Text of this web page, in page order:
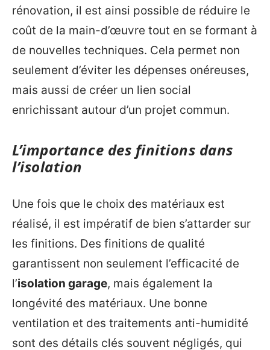
rénovation, il est ainsi possible de réduire le
coût de la main-d’œuvre tout en se formant à
de nouvelles techniques. Cela permet non
seulement d’éviter les dépenses onéreuses,
mais aussi de créer un lien social
enrichissant autour d’un projet commun.
L’importance des finitions dans
l’isolation
Une fois que le choix des matériaux est
réalisé, il est impératif de bien s’attarder sur
les finitions. Des finitions de qualité
garantissent non seulement l’efficacité de
l’isolation garage, mais également la
longévité des matériaux. Une bonne
ventilation et des traitements anti-humidité
sont des détails clés souvent négligés, qui